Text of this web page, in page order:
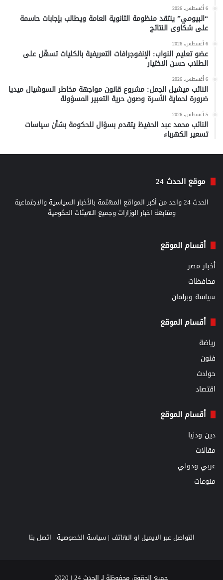
6 أغسطس، 2026
“البيومي” ينتقد منظومة الثانوية العامة ويطالب بإجابات حاسمة
على شكاوى النتائج
6 أغسطس، 2026
عضو تعليم النواب: الإنفوجرافات التعريفية بالكليات تسهّل على
الطلاب حسن الاختيار
6 أغسطس، 2026
النائب ميشيل الجمل: مشروع قانون مواجهة مخاطر السوشيال ميديا
ضرورة لحماية الأسرة وصون حرية التعبير المسؤولة
5 أغسطس، 2026
النائب محمد عبد الحفيظ يتقدم بسؤال للحكومة بشأن سياسات
تسعير الكهرباء
موقع الحدث 24
الحدث 24 واحد من أكبر المواقع المهتمة بالأخبار السياسية والاجتماعية
ومتابعة اخبار الوزارات وجميع الهيئات الحكومية
أقسام الموقع
أخبار مصر
محافظات
سياسة وبرلمان
أقسام الموقع
رياضة
فنون
حوادث
اقتصاد
أقسام الموقع
دين ودنيا
مقالات
عربي ودولي
منوعات
التواصل عبر الايميل او الهاتف |سياسة الخصوصية | اتصل بنا